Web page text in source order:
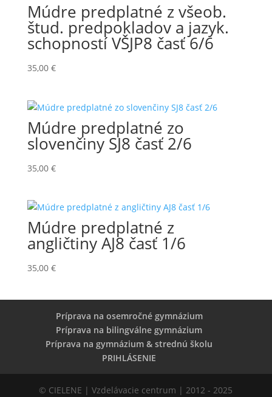
Múdre predplatné z všeob.
štud. predpokladov a jazyk.
schopností VŠJP8 časť 6/6
35,00 €
Múdre predplatné zo
slovenčiny SJ8 časť 2/6
35,00 €
Múdre predplatné z
angličtiny AJ8 časť 1/6
35,00 €
Príprava na osemročné gymnázium
Príprava na bilingválne gymnázium
Príprava na gymnázium & strednú školu
PRIHLÁSENIE
© CIELENE | Vzdelávacie centrum | 2012 - 2025